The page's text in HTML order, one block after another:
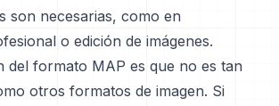
son necesarias, como en
o edición de imágenes.
del formato MAP es que no es tan
otros formatos de imagen. Si